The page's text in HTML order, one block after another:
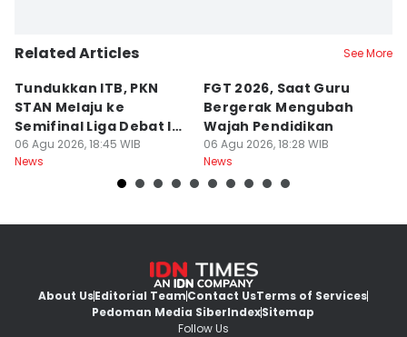
Related Articles See More
Tundukkan ITB, PKN
STAN Melaju ke
Semifinal Liga Debat IDN
Times 2026
06 Agu 2026, 18:45 WIB
News
FGT 2026, Saat Guru
Bergerak Mengubah
Wajah Pendidikan
06 Agu 2026, 18:28 WIB
News
About UsEditorial TeamContact UsTerms of Services
Pedoman Media SiberIndexSitemap
Follow Us